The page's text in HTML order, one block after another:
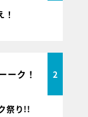
！
ーク！ 2
祭り!!